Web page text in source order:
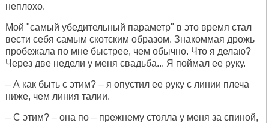
неплохо.
Мой "самый убедительный параметр" в это время стал
вести себя самым скотским образом. Знакоммая дрожь
пробежала по мне быстрее, чем обычно. Что я делаю?
Через две недели у меня свадьба... Я поймал ее руку.
– А как быть с этим? – я опустил ее руку с линии плеча
ниже, чем линия талии.
– С этим? – она по – прежнему стояла у меня за спиной,